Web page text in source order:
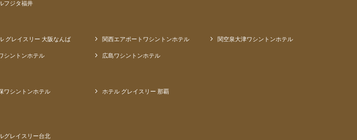
フジタ福井
グレイスリー 大阪なんば 関西エアポートワシントンホテル 関空泉大津ワシントンホテル
シントンホテル 広島ワシントンホテル
ワシントンホテル ホテル グレイスリー 那覇
グレイスリー台北